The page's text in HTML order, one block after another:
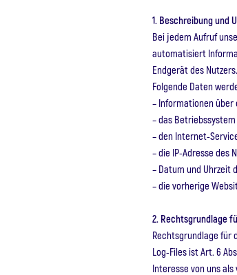
1. Beschreibung und
Bei jedem Aufruf
automatisiert
Endgerät des Nutzers.
Folgende Daten
– Informationen über
– das
– den Internet-
– die IP-Adresse des
– Datum und Uhrzeit
– die vorherige
2. Rechtsgrundlage
Rechtsgrundlage für
Log-Files ist Art. 6
Interesse von uns